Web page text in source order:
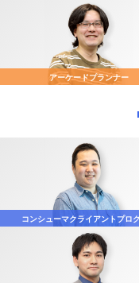
アーケードプランナー
コンシューマクライアントプロ